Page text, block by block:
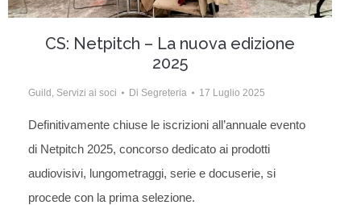
CS: Netpitch – La nuova edizione
2025
Guild , Servizi ai soci Di Segreteria 17 Luglio 2025
Definitivamente chiuse le iscrizioni all’annuale evento
di Netpitch 2025, concorso dedicato ai prodotti
audiovisivi, lungometraggi, serie e docuserie, si
procede con la prima selezione.